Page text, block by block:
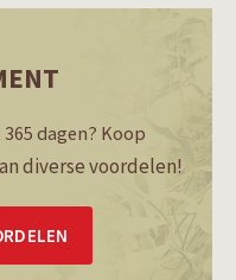
dagen? Koop
diverse voordelen!